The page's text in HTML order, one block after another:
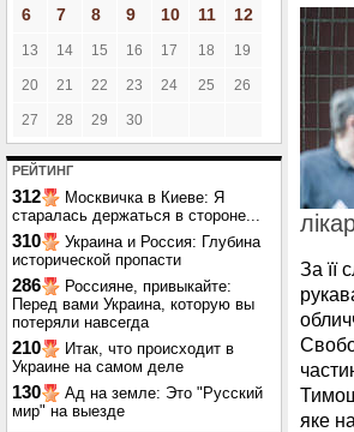
6
7 8 9 10 11 12
13 14 15 16 17 18 19
20 21 22 23 24 25 26
27 28 29 30
РЕЙТИНГ
312
Москвичка в Киеве: Я
старалась держаться в стороне...
310
Украина и Россия: Глубина
исторической пропасти
286
Россияне, привыкайте:
Перед вами Украина, которую вы
потеряли навсегда
210
Итак, что происходит в
Украине на самом деле
130
Ад на земле: Это "Русский
мир" на выезде
За її
яке